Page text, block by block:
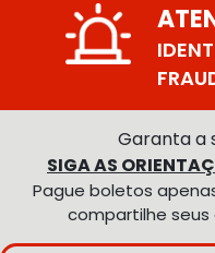
Garanta a
SIGA AS
Pague boletos
compartilhe